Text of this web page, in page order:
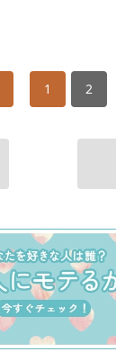
1 2